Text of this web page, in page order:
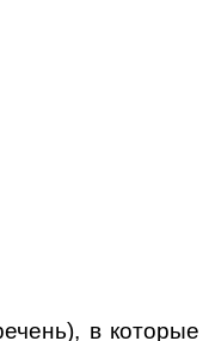
в которые